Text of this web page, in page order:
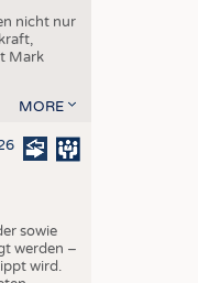
nicht nur
Mark
MORE
sowie
werden –
wird.